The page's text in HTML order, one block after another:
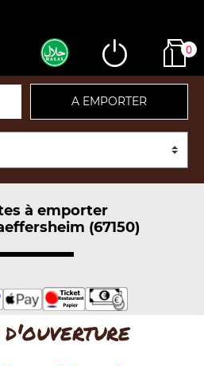
0
A EMPORTER
à emporter
(67150)